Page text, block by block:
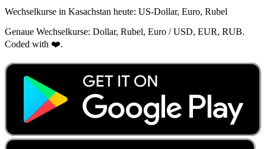
Wechselkurse in Kasachstan heute: US‑Dollar, Euro, Rubel
Genaue Wechselkurse: Dollar, Rubel, Euro / USD, EUR, RUB.
Coded with ❤️.